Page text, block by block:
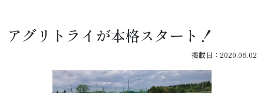
アグリトライが本格スタート！
掲載日：2020.06.02